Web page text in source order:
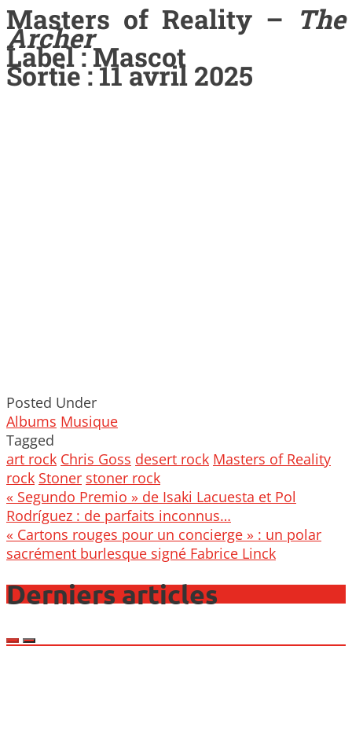
Masters of Reality – The
Archer
Label : Mascot
Sortie : 11 avril 2025
Posted Under
Albums Musique
Tagged
art rock Chris Goss desert rock Masters of Reality
rock Stoner stoner rock
Post
navigation
« Segundo Premio » de Isaki Lacuesta et Pol
Rodríguez : de parfaits inconnus…
« Cartons rouges pour un concierge » : un polar
sacrément burlesque signé Fabrice Linck
Derniers articles